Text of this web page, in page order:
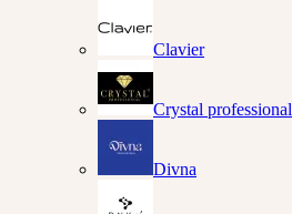
Clavier
Crystal professional
Divna